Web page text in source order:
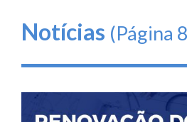
Notícias (Página